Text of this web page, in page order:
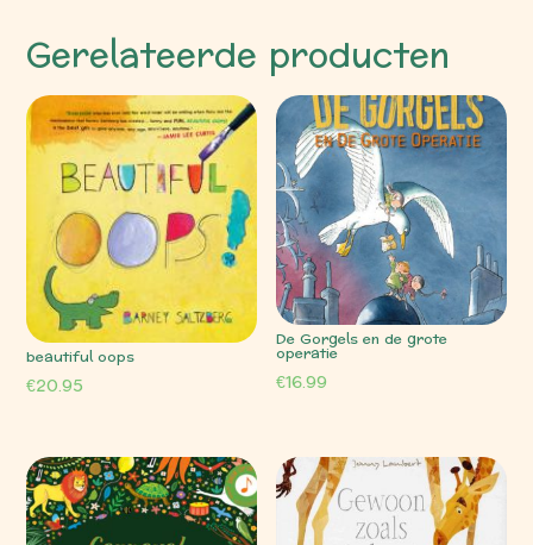
Gerelateerde producten
beautiful oops
€20.95
De Gorgels en de grote
operatie
€16.99